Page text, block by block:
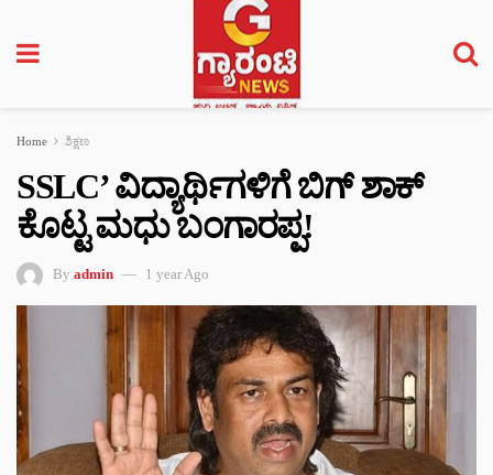
Home ಶಿಕ್ಷಣ
SSLC’ ವಿದ್ಯಾರ್ಥಿಗಳಿಗೆ ಬಿಗ್ ಶಾಕ್‌
ಕೊಟ್ಟ ಮಧು ಬಂಗಾರಪ್ಪ!
By admin 1 year Ago